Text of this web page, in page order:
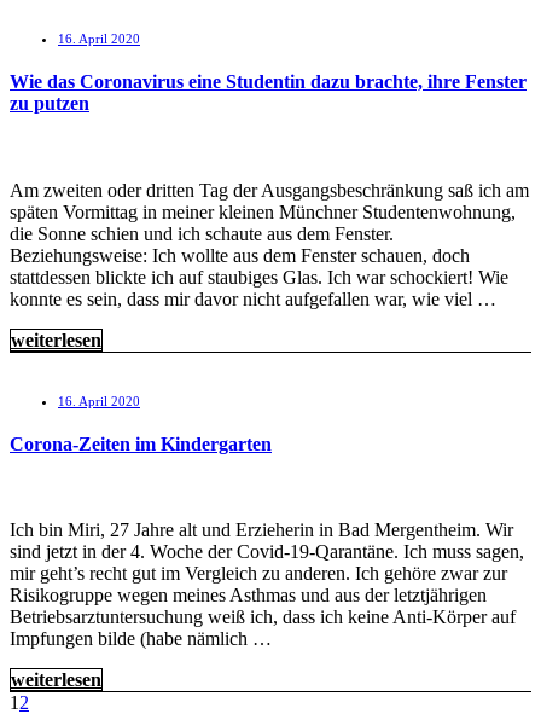
16. April 2020
Wie das Coronavirus eine Studentin dazu brachte, ihre Fenster
zu putzen
Am zweiten oder dritten Tag der Ausgangsbeschränkung saß ich am
späten Vormittag in meiner kleinen Münchner Studentenwohnung,
die Sonne schien und ich schaute aus dem Fenster.
Beziehungsweise: Ich wollte aus dem Fenster schauen, doch
stattdessen blickte ich auf staubiges Glas. Ich war schockiert! Wie
konnte es sein, dass mir davor nicht aufgefallen war, wie viel …
weiterlesen
16. April 2020
Corona-Zeiten im Kindergarten
Ich bin Miri, 27 Jahre alt und Erzieherin in Bad Mergentheim. Wir
sind jetzt in der 4. Woche der Covid-19-Qarantäne. Ich muss sagen,
mir geht’s recht gut im Vergleich zu anderen. Ich gehöre zwar zur
Risikogruppe wegen meines Asthmas und aus der letztjährigen
Betriebsarztuntersuchung weiß ich, dass ich keine Anti-Körper auf
Impfungen bilde (habe nämlich …
weiterlesen
1 2